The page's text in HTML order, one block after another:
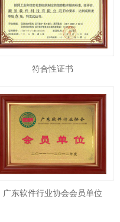
符合性证书
广东软件行业协会会员单位